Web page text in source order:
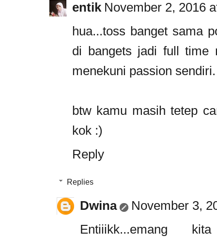
entik November 2, 2016
hua...toss banget sama
di bangets jadi full time
menekuni passion sendiri.
btw kamu masih tetep
kok :)
Reply
Replies
Dwina
November 3,
Entiiikk...emang